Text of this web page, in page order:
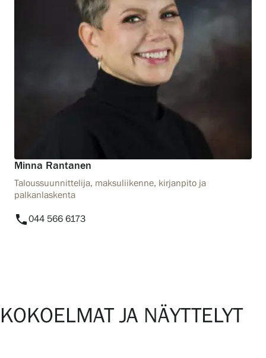
Minna Rantanen
Taloussuunnittelija, maksuliikenne, kirjanpito ja
palkanlaskenta
phone044 566 6173
KOKOELMAT JA NÄYTTELYT